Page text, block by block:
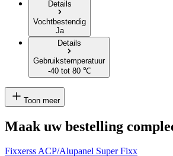
Details
Vochtbestendig
Ja
Details
Gebruikstemperatuur
-40 tot 80 ℃
Toon meer
Maak uw bestelling
Fixxerss ACP/Alupanel Super Fixx